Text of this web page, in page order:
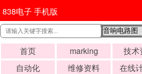
838电子 手机版
首页 marking 技术
自动化
维修资料 在线